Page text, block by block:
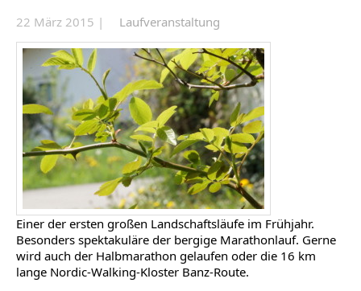
22 März 2015 | Laufveranstaltung
Einer der ersten großen Landschaftsläufe im Frühjahr.
Besonders spektakuläre der bergige Marathonlauf. Gerne
wird auch der Halbmarathon gelaufen oder die 16 km
lange Nordic-Walking-Kloster Banz-Route.